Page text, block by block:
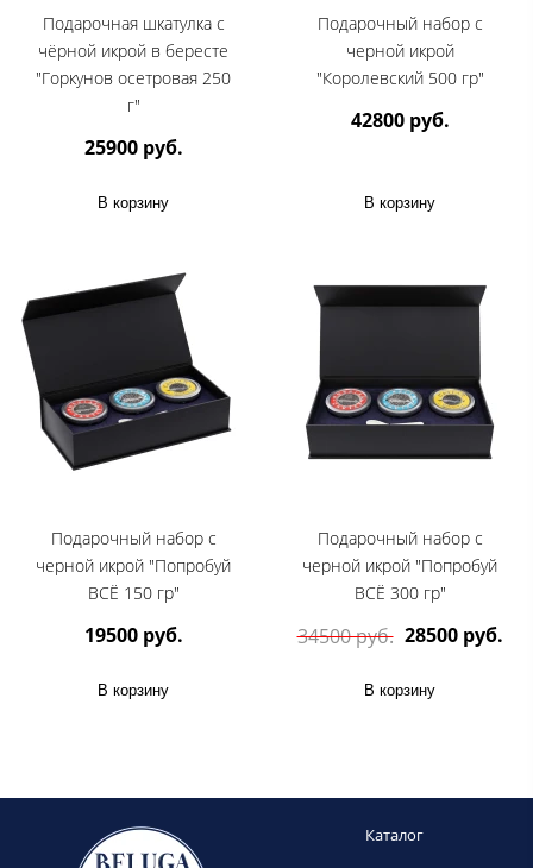
Подарочная шкатулка с
чёрной икрой в бересте
"Горкунов осетровая 250
г"
25900 руб.
В корзину
Подарочный набор с
черной икрой
"Королевский 500 гр"
42800 руб.
В корзину
Подарочный набор с
черной икрой "Попробуй
ВСЁ 150 гр"
19500 руб.
В корзину
Подарочный набор с
черной икрой "Попробуй
ВСЁ 300 гр"
34500 руб. 28500 руб.
В корзину
Каталог